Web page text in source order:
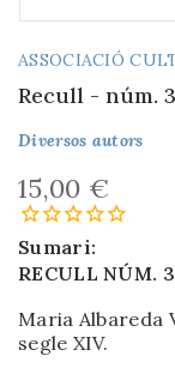
ASSOCIACIÓ
Recull - núm.
Diversos autors
15,00 €
Sumari:
RECULL NÚM.
Maria Albareda
segle XIV.